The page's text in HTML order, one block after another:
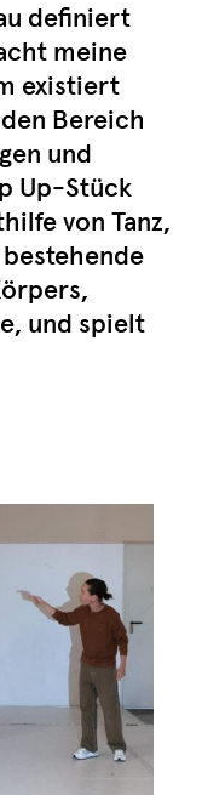
definiert
meine
existiert
Bereich
und
Up-Stück
von Tanz,
und spielt